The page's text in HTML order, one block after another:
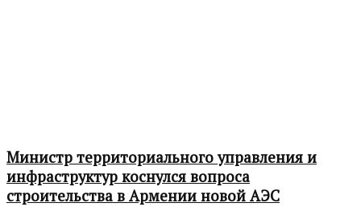
Министр территориального управления и
инфраструктур коснулся вопроса
строительства в Армении новой АЭС